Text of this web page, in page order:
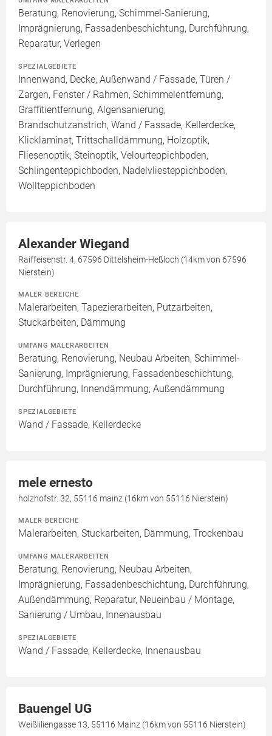
Beratung, Renovierung, Schimmel-Sanierung,
Imprägnierung, Fassadenbeschichtung, Durchführung,
Reparatur, Verlegen
SPEZIALGEBIETE
Innenwand, Decke, Außenwand / Fassade, Türen /
Zargen, Fenster / Rahmen, Schimmelentfernung,
Graffitientfernung, Algensanierung,
Brandschutzanstrich, Wand / Fassade, Kellerdecke,
Klicklaminat, Trittschalldämmung, Holzoptik,
Fliesenoptik, Steinoptik, Velourteppichboden,
Schlingenteppichboden, Nadelvliesteppichboden,
Wollteppichboden
Alexander Wiegand
Raiffeisenstr. 4, 67596 Dittelsheim-Heßloch (14km von 67596
Nierstein)
MALER BEREICHE
Malerarbeiten, Tapezierarbeiten, Putzarbeiten,
Stuckarbeiten, Dämmung
UMFANG MALERARBEITEN
Beratung, Renovierung, Neubau Arbeiten, Schimmel-
Sanierung, Imprägnierung, Fassadenbeschichtung,
Durchführung, Innendämmung, Außendämmung
SPEZIALGEBIETE
Wand / Fassade, Kellerdecke
mele ernesto
holzhofstr. 32, 55116 mainz (16km von 55116 Nierstein)
MALER BEREICHE
Malerarbeiten, Stuckarbeiten, Dämmung, Trockenbau
UMFANG MALERARBEITEN
Beratung, Renovierung, Neubau Arbeiten,
Imprägnierung, Fassadenbeschichtung, Durchführung,
Außendämmung, Reparatur, Neueinbau / Montage,
Sanierung / Umbau, Innenausbau
SPEZIALGEBIETE
Wand / Fassade, Kellerdecke, Innenausbau
Bauengel UG
Weißliliengasse 13, 55116 Mainz (16km von 55116 Nierstein)